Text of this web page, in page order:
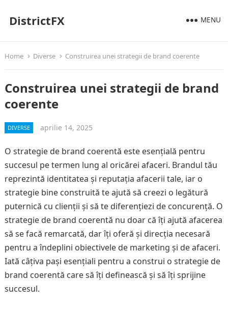
DistrictFX MENU
Home Diverse Construirea unei strategii de brand coerente
Construirea unei strategii de brand
coerente
DIVERSE aprilie 14, 2025
O strategie de brand coerentă este esențială pentru
succesul pe termen lung al oricărei afaceri. Brandul tău
reprezintă identitatea și reputația afacerii tale, iar o
strategie bine construită te ajută să creezi o legătură
puternică cu clienții și să te diferențiezi de concurență. O
strategie de brand coerentă nu doar că îți ajută afacerea
să se facă remarcată, dar îți oferă și direcția necesară
pentru a îndeplini obiectivele de marketing și de afaceri.
Iată câțiva pași esențiali pentru a construi o strategie de
brand coerentă care să îți definească și să îți sprijine
succesul.